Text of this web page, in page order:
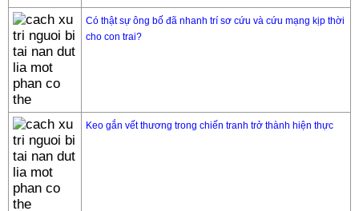
Có thật sự ông bố đã nhanh trí sơ cứu và cứu mạng kịp thời
cho con trai?
Keo gắn vết thương trong chiến tranh trở thành hiện thực